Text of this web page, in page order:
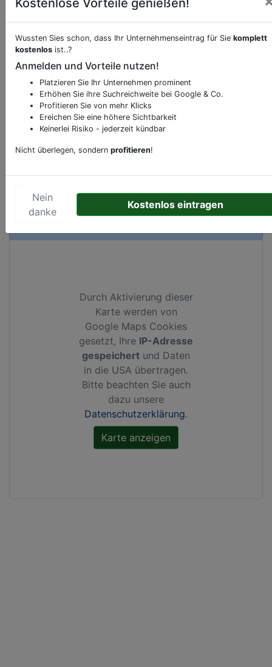
Beschreibung & Services von
Sie möchten eine Beschreibung, Dienstleistung
oder andere relevante Informationen hinzufügen?
Klicken Sie bittehierum uns zu kontaktieren.
Gerne erweitern wir Ihren Firmeneintrag um
Ihr Unternehmen anbietet und womit Sie sich von
Durch Aktivierung dieser
Karte werden von
Google Maps Cookies
gesetzt, Ihre IP-Adresse
gespeichert und Daten
in die USA übertragen.
Bitte beachten Sie auch
dazu unsere
Datenschutzerklärung.
Kostenlose Vorteile genießen!
Wussten Sies schon, dass Ihr Unternehmenseintrag für Sie komplett
kostenlos ist..?
Anmelden und Vorteile nutzen!
Platzieren Sie Ihr Unternehmen prominent
Erhöhen Sie ihre Suchreichweite bei Google & Co.
Profitieren Sie von mehr Klicks
Ereichen Sie eine höhere Sichtbarkeit
Keinerlei Risiko - jederzeit kündbar
Nicht überlegen, sondern profitieren!
Nein
danke
Kostenlos eintragen